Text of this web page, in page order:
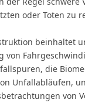
oder Toten zu
beinhaltet
von
die
Unfallabläufen,
von